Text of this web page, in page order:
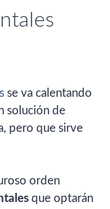
se va calentando
solución de
pero que sirve
orden
que optarán